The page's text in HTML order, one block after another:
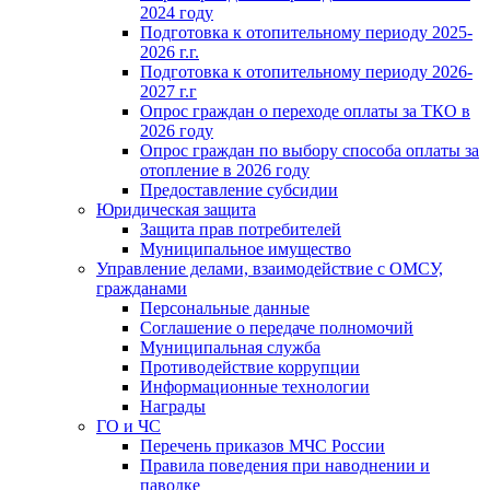
2024 году
Подготовка к отопительному периоду 2025-
2026 г.г.
Подготовка к отопительному периоду 2026-
2027 г.г
Опрос граждан о переходе оплаты за ТКО в
2026 году
Опрос граждан по выбору способа оплаты за
отопление в 2026 году
Предоставление субсидии
Юридическая защита
Защита прав потребителей
Муниципальное имущество
Управление делами, взаимодействие с ОМСУ,
гражданами
Персональные данные
Соглашение о передаче полномочий
Муниципальная служба
Противодействие коррупции
Информационные технологии
Награды
ГО и ЧС
Перечень приказов МЧС России
Правила поведения при наводнении и
паводке